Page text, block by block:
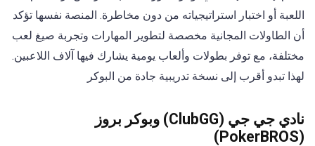
اللعبة أو اختبار استراتيجياته من دون مخاطرة. المنصة نفسها تؤكد
أن الطاولات المجانية مخصصة لتطوير المهارات وتجربة صيغ لعب
مختلفة، مع توفر بطولات وألعاب يومية يشارك فيها آلاف اللاعبين.
لهذا تبدو أقرب إلى نسخة تدريبية جادة من البوكر
نادي جي جي (ClubGG) وبوكر بروز
(PokerBROS)